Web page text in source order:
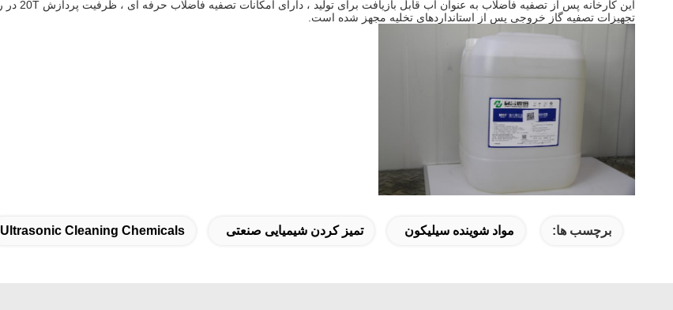
این کارخانه پس از تصفیه فاضلاب به عنوان آب قابل بازیافت برای تولید ، دارای امکانات تصفیه فاضلاب حرفه ای ، ظرفیت پردازش 20T در روز است.
تجهیزات تصفیه گاز خروجی پس از استانداردهای تخلیه مجهز شده است.
برچسب ها: مواد شوینده سیلیکون تمیز کردن شیمیایی صنعتی Ultrasonic Cleaning Chemicals